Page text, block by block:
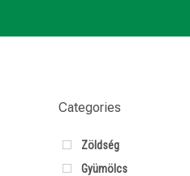
Categories
Zöldség
Gyümölcs